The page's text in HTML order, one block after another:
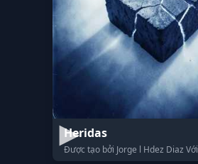
Heridas
Được tạo bởi Jorge l Hdez Diaz Với